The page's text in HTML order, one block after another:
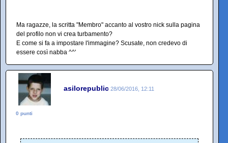
Ma ragazze, la scritta "Membro" accanto al vostro nick sulla pagina
del profilo non vi crea turbamento?
E come si fa a impostare l'immagine? Scusate, non credevo di
essere così nabba ^^'
asilorepublic 28/06/2016, 12:11
0 punti